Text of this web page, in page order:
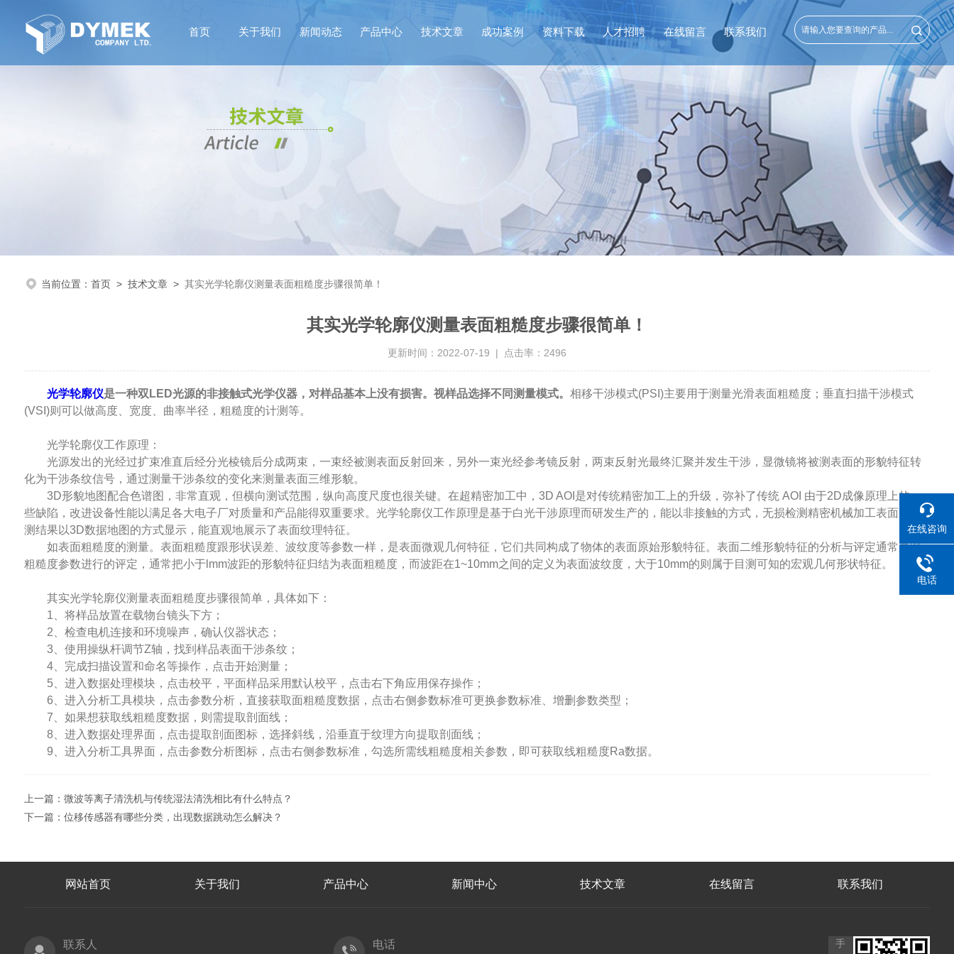
首页 关于我们 新闻动态 产品中心 技术文章 成功案例 资料下载 人才招聘 在线留言 联系我们
当前位置： 首页> 技术文章> 其实光学轮廓仪测量表面粗糙度步骤很简单！
其实光学轮廓仪测量表面粗糙度步骤很简单！
更新时间：2022-07-19 | 点击率：2496
光学轮廓仪是一种双LED光源的非接触式光学仪器，对样品基本上没有损害。视样品选择不同测量模式。 相移干涉模式(PSI)主要用于测量光滑表面粗糙度；垂直扫描干涉模式
(VSI)则可以做高度、宽度、曲率半径，粗糙度的计测等。
光学轮廓仪工作原理：
光源发出的光经过扩束准直后经分光棱镜后分成两束，一束经被测表面反射回来，另外一束光经参考镜反射，两束反射光最终汇聚并发生干涉，显微镜将被测表面的形貌特征转
化为干涉条纹信号，通过测量干涉条纹的变化来测量表面三维形貌。
3D形貌地图配合色谱图，非常直观，但横向测试范围，纵向高度尺度也很关键。在超精密加工中，3D AOI是对传统精密加工上的升级，弥补了传统 AOI 由于2D成像原理上的一
些缺陷，改进设备性能以满足各大电子厂对质量和产品能得双重要求。光学轮廓仪工作原理是基于白光干涉原理而研发生产的，能以非接触的方式，无损检测精密机械加工表面，检
测结果以3D数据地图的方式显示，能直观地展示了表面纹理特征。
如表面粗糙度的测量。表面粗糙度跟形状误差、波纹度等参数一样，是表面微观几何特征，它们共同构成了物体的表面原始形貌特征。表面二维形貌特征的分析与评定通常是对
粗糙度参数进行的评定，通常把小于lmm波距的形貌特征归结为表面粗糙度，而波距在1~10mm之间的定义为表面波纹度，大于10mm的则属于目测可知的宏观几何形状特征。
其实光学轮廓仪测量表面粗糙度步骤很简单，具体如下：
1、将样品放置在载物台镜头下方；
2、检查电机连接和环境噪声，确认仪器状态；
3、使用操纵杆调节Z轴，找到样品表面干涉条纹；
4、完成扫描设置和命名等操作，点击开始测量；
5、进入数据处理模块，点击校平，平面样品采用默认校平，点击右下角应用保存操作；
6、进入分析工具模块，点击参数分析，直接获取面粗糙度数据，点击右侧参数标准可更换参数标准、增删参数类型；
7、如果想获取线粗糙度数据，则需提取剖面线；
8、进入数据处理界面，点击提取剖面图标，选择斜线，沿垂直于纹理方向提取剖面线；
9、进入分析工具界面，点击参数分析图标，点击右侧参数标准，勾选所需线粗糙度相关参数，即可获取线粗糙度Ra数据。
上一篇： 微波等离子清洗机与传统湿法清洗相比有什么特点？
下一篇： 位移传感器有哪些分类，出现数据跳动怎么解决？
网站首页 关于我们 产品中心 新闻中心 技术文章 在线留言 联系我们
联系人 电话
手
在线咨询
电话